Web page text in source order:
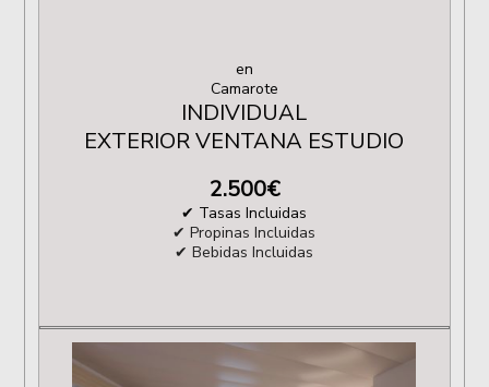
en
Camarote
INDIVIDUAL
EXTERIOR VENTANA ESTUDIO
2.500€
✔ Tasas Incluidas
✔ Propinas Incluidas
✔ Bebidas Incluidas